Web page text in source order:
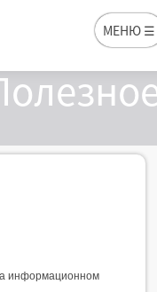
МЕНЮ ☰
информационном